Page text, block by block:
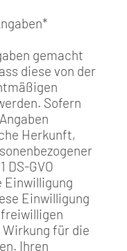
*
gemacht
diese von der
Sofern
Herkunft,
DS-GVO
Einwilligung
Einwilligung
für die
Ihren